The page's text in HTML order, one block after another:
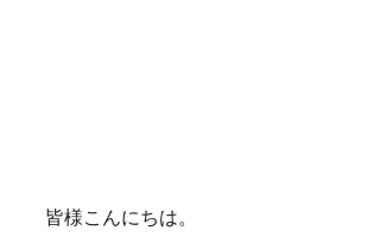
皆様こんにちは。